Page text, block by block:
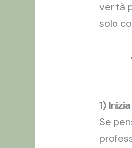
verità
solo
1)
Se